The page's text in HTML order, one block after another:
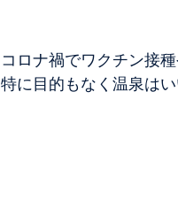
コロナ禍でワクチン接
特に目的もなく温泉は